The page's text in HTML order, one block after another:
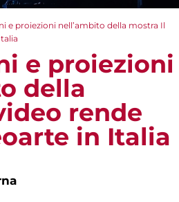
e proiezioni nell’ambito della mostra Il
e proiezioni
della
rende
in Italia